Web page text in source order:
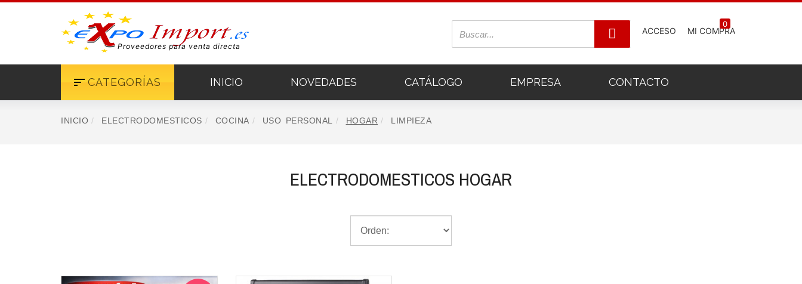
Proveedores para venta directa
ACCESO
0
MI COMPRA
INICIO NOVEDADES CATÁLOGO EMPRESA CONTACTO
CATEGORÍAS
INICIO ELECTRODOMESTICOS COCINA USO PERSONAL HOGAR LIMPIEZA
ELECTRODOMESTICOS HOGAR